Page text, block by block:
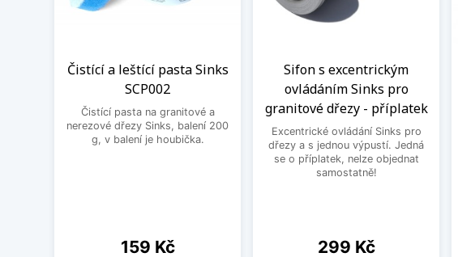
Čistící a leštící pasta Sinks
SCP002
Čistící pasta na granitové a
nerezové dřezy Sinks, balení 200
g, v balení je houbička.
Cena
159 Kč
Sifon s excentrickým
ovládáním Sinks pro
granitové dřezy - příplatek
Excentrické ovládání Sinks pro
dřezy a s jednou výpustí. Jedná
se o příplatek, nelze objednat
samostatně!
Cena
299 Kč